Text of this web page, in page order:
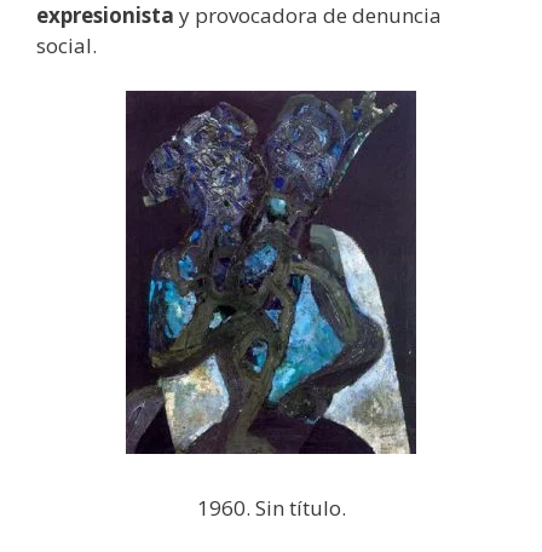
expresionista y provocadora de denuncia
social.
1960. Sin título.